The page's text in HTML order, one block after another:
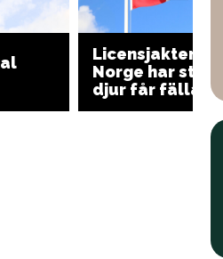
Licensjakten
Norge har
djur får fällas